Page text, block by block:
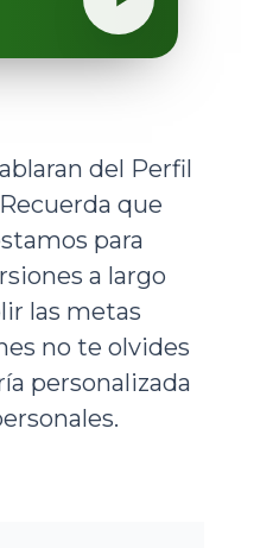
del Perfil
que
para
a largo
las metas
no te olvides
personalizada